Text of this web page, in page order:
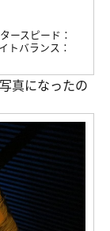
ースピード：
トバランス：
真になったの